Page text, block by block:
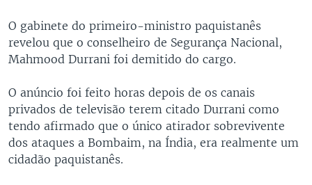
O gabinete do primeiro-ministro paquistanês
revelou que o conselheiro de Segurança Nacional,
Mahmood Durrani foi demitido do cargo.
O anúncio foi feito horas depois de os canais
privados de televisão terem citado Durrani como
tendo afirmado que o único atirador sobrevivente
dos ataques a Bombaim, na Índia, era realmente um
cidadão paquistanês.